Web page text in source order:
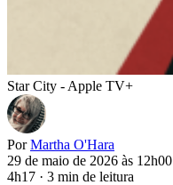
Star City - Apple TV+
Por Martha O'Hara
29 de maio de 2026 às 12h00
4h17 · 3 min de leitura